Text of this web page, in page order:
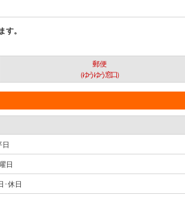
。
郵便
（ゆうゆう窓口）
日
日
･休日